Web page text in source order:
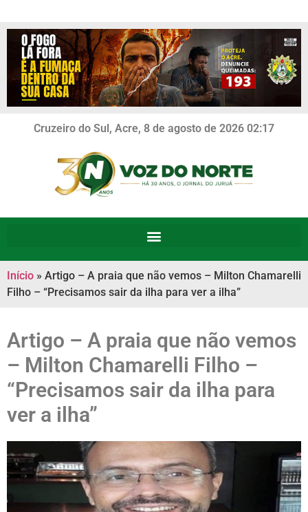
Cruzeiro do Sul, Acre, 8 de agosto de 2026 02:17
Início » Artigo – A praia que não vemos – Milton Chamarelli
Filho – “Precisamos sair da ilha para ver a ilha”
Artigo – A praia que não vemos
– Milton Chamarelli Filho –
“Precisamos sair da ilha para
ver a ilha”